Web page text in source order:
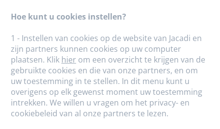
Hoe kunt u cookies instellen?
1 - Instellen van cookies op de website van Jacadi en
zijn partners kunnen cookies op uw computer
plaatsen. Klik hier om een overzicht te krijgen van de
gebruikte cookies en die van onze partners, en om
uw toestemming in te stellen. In dit menu kunt u
overigens op elk gewenst moment uw toestemming
intrekken. We willen u vragen om het privacy- en
cookiebeleid van al onze partners te lezen.